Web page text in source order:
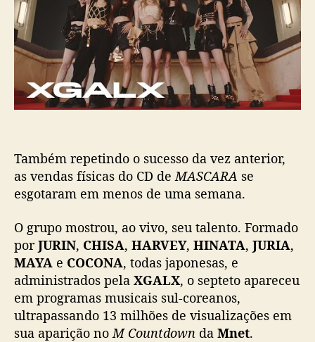
e
s
e
v
i
a
a
Também repetindo o sucesso da vez anterior,
as vendas físicas do CD deMASCARA se
esgotaram em menos de uma semana.
O grupo mostrou, ao vivo, seu talento. Formado
porJURIN, CHISA, HARVEY, HINATA, JURIA,
MAYA e COCONA, todas japonesas, e
administrados pela XGALX, o septeto apareceu
em programas musicais sul-coreanos,
ultrapassando 13 milhões de visualizações em
sua aparição noM Countdown da Mnet.